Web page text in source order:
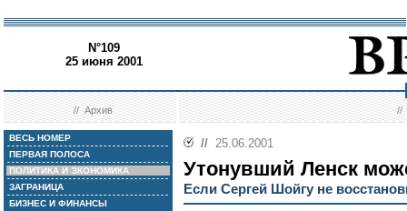
N°109
25 июня 2001
//Архив //
ВЕСЬ НОМЕР
ПЕРВАЯ ПОЛОСА
ПОЛИТИКА И ЭКОНОМИКА
ЗАГРАНИЦА
БИЗНЕС И ФИНАНСЫ
// 25.06.2001
Утонувший Ленск
Если Сергей Шойгу не